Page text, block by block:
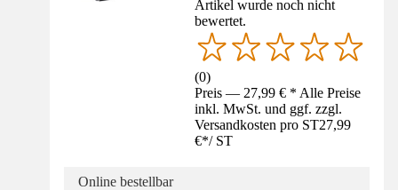
Artikel wurde noch nicht
bewertet.
(0)
Preis — 27,99 € * Alle Preise
inkl. MwSt. und ggf. zzgl.
Versandkosten pro ST27,99
€*/ ST
Online bestellbar